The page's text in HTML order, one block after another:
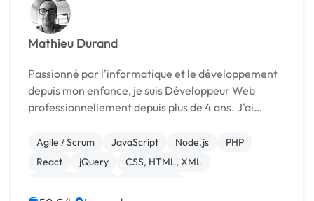
Mathieu Durand
Passionné par l'informatique et le développement
depuis mon enfance, je suis Développeur Web
professionnellement depuis plus de 4 ans. J'ai
qu'administrateur réseaux et systèmes puis
développeur web. J'ai val...
Agile / Scrum JavaScript Node.js
PHP
React
jQuery
CSS, HTML, XML